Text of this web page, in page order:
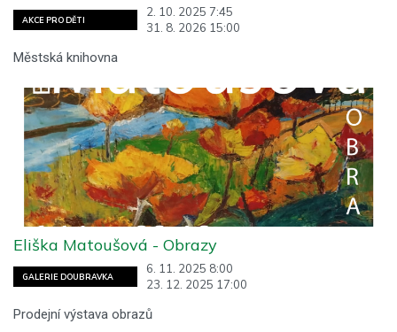
AKCE PRO DĚTI
2. 10. 2025 7:45
31. 8. 2026 15:00
Městská knihovna
GALERIE DOUBRAVKA
6. 11. 2025 8:00
23. 12. 2025 17:00
Eliška Matoušová - Obrazy
Prodejní výstava obrazů